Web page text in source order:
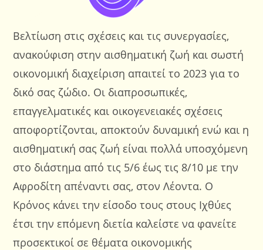
Βελτίωση στις σχέσεις και τις συνεργασίες,
ανακούφιση στην αισθηματική ζωή και σωστή
οικονομική διαχείριση απαιτεί το 2023 για το
δικό σας ζώδιο. Οι διαπροσωπικές,
επαγγελματικές και οικογενειακές σχέσεις
αποφορτίζονται, αποκτούν δυναμική ενώ και η
αισθηματική σας ζωή είναι πολλά υποσχόμενη
στο διάστημα από τις 5/6 έως τις 8/10 με την
Αφροδίτη απέναντι σας, στον Λέοντα. Ο
Κρόνος κάνει την είσοδο τους στους Ιχθύες
έτσι την επόμενη διετία καλείστε να φανείτε
προσεκτικοί σε θέματα οικονομικής